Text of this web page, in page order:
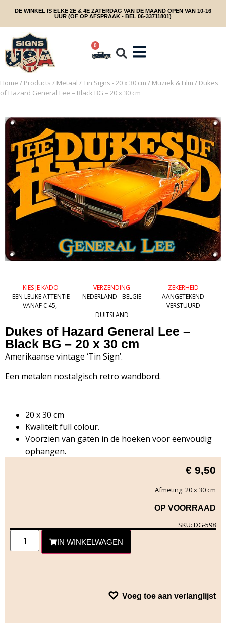
DE WINKEL IS ELKE 2E & 4E ZATERDAG VAN DE MAAND OPEN VAN 10-16
UUR (OF OP AFSPRAAK - BEL 06-33711801)
0
Home / Products / Metaal /Tin Signs - 20 x 30 cm / Muziek & Film / Dukes
of Hazard General Lee – Black BG – 20 x 30 cm
KIES JE KADO
EEN LEUKE ATTENTIE
VANAF € 45,-
VERZENDING
NEDERLAND - BELGIE
-
DUITSLAND
ZEKERHEID
AANGETEKEND
VERSTUURD
Dukes of Hazard General Lee –
Black BG – 20 x 30 cm
Amerikaanse vintage ‘Tin Sign’.
Een metalen nostalgisch retro wandbord.
20 x 30 cm
Kwaliteit full colour.
Voorzien van gaten in de hoeken voor eenvoudig
ophangen.
€ 9,50
Afmeting: 20 x 30 cm
OP VOORRAAD
SKU: DG-598
IN WINKELWAGEN
Voeg toe aan verlanglijst